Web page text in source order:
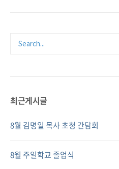
최근게시글
8월 김명일 목사 초청 간담회
8월 주일학교 졸업식